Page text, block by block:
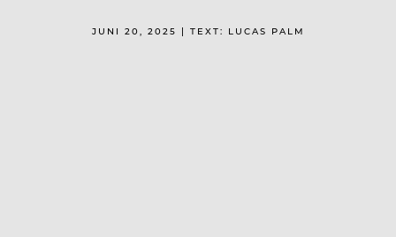
JUNI 20, 2025 | TEXT: LUCAS PALM